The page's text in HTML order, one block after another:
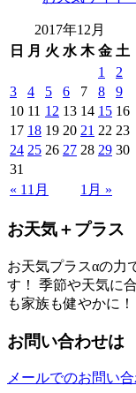
2017年12月
日
月 火 水 木 金 土
« 11月 1月 »
1
2
3
4 5 6 7 8
9
10 11 12 13 14 15 16
17 18 19 20 21 22 23
24 25 26 27 28 29 30
31
お天気＋プラス
お天気プラスαの力
す！ 季節や天気に
も家族も健やかに！
お問い合わせは
メールでのお問い